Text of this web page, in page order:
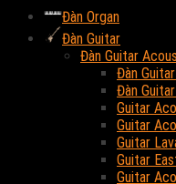
Đàn Organ
Đàn Guitar
Đàn Guitar
Đàn
Đàn
Guitar
Guitar
Guitar
Guitar
Guitar